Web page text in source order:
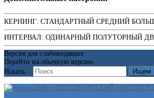
КЕРНИНГ: СТАНДАРТНЫЙ СРЕДНИЙ
ИНТЕРВАЛ: ОДИНАРНЫЙ ПОЛУТОРНЫЙ
Версия для слабовидящих
Перейти на обычную версию
Искать...
Ищем